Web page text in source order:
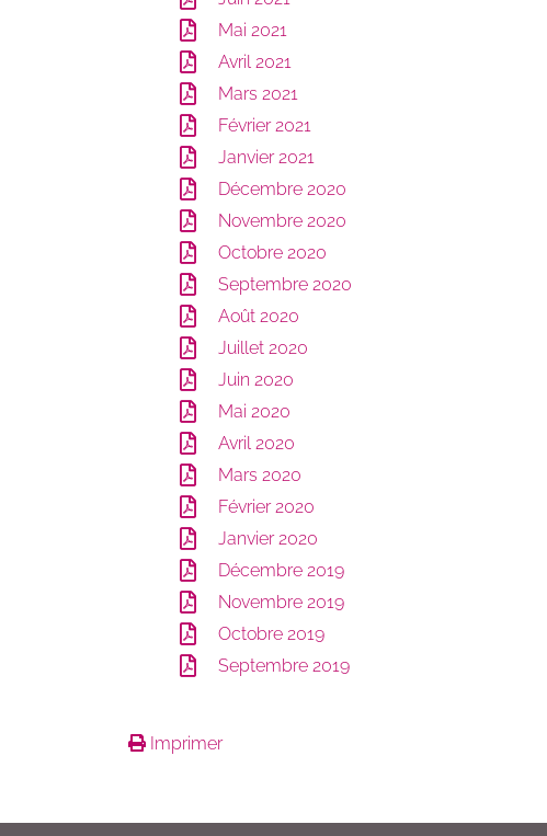
Mai 2021
Avril 2021
Mars 2021
Février 2021
Janvier 2021
Décembre 2020
Novembre 2020
Octobre 2020
Septembre 2020
Août 2020
Juillet 2020
Juin 2020
Mai 2020
Avril 2020
Mars 2020
Février 2020
Janvier 2020
Décembre 2019
Novembre 2019
Octobre 2019
Septembre 2019
Imprimer